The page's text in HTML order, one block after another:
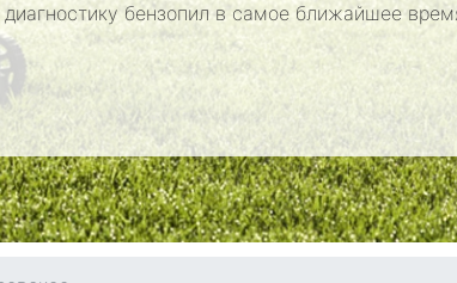
бензопил в самое ближайшее